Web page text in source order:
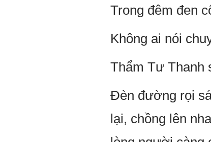
Trong đêm đen
Không ai nói
Thẩm Tư Thanh
Đèn đường rọi
lại, chồng lên